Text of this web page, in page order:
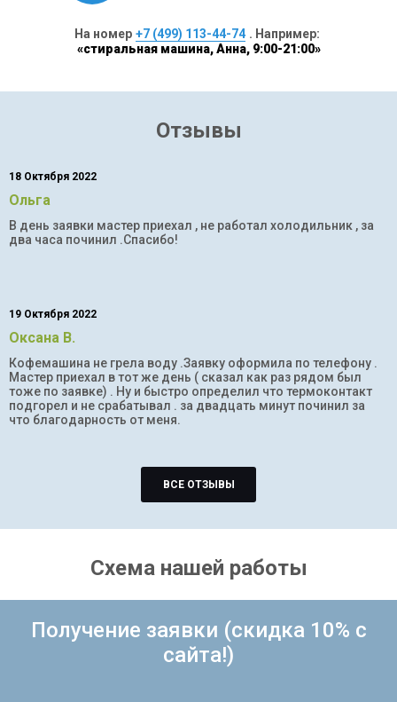
На номер +7 (499) 113-44-74 . Например:
«стиральная машина, Анна, 9:00-21:00»
Отзывы
18 Октября 2022
Ольга
В день заявки мастер приехал , не работал холодильник , за
два часа починил .Спасибо!
19 Октября 2022
Оксана В.
Кофемашина не грела воду .Заявку оформила по телефону .
Мастер приехал в тот же день ( сказал как раз рядом был
тоже по заявке) . Ну и быстро определил что термоконтакт
подгорел и не срабатывал . за двадцать минут починил за
что благодарность от меня.
ВСЕ ОТЗЫВЫ
Схема нашей работы
Получение заявки (скидка 10% с
сайта!)